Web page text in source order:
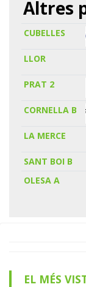
Altres
CUBELLES
LLOR
PRAT 2
CORNELLA B
LA MERCE
SANT BOI B
OLESA A
EL MÉS